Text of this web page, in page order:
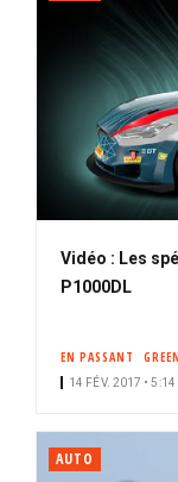
Vidéo : Les
P1000DL
EN PASSANT
14 FÉV. 2017 • 5:14
AUTO